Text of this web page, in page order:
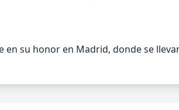
su honor en Madrid, donde se